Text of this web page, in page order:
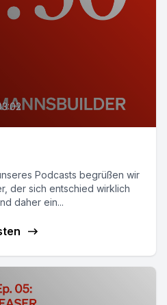
Podcasts begrüßen wir
der sich entschied wirklich
daher ein...